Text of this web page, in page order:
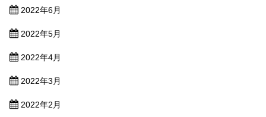
2022年6月
2022年5月
2022年4月
2022年3月
2022年2月